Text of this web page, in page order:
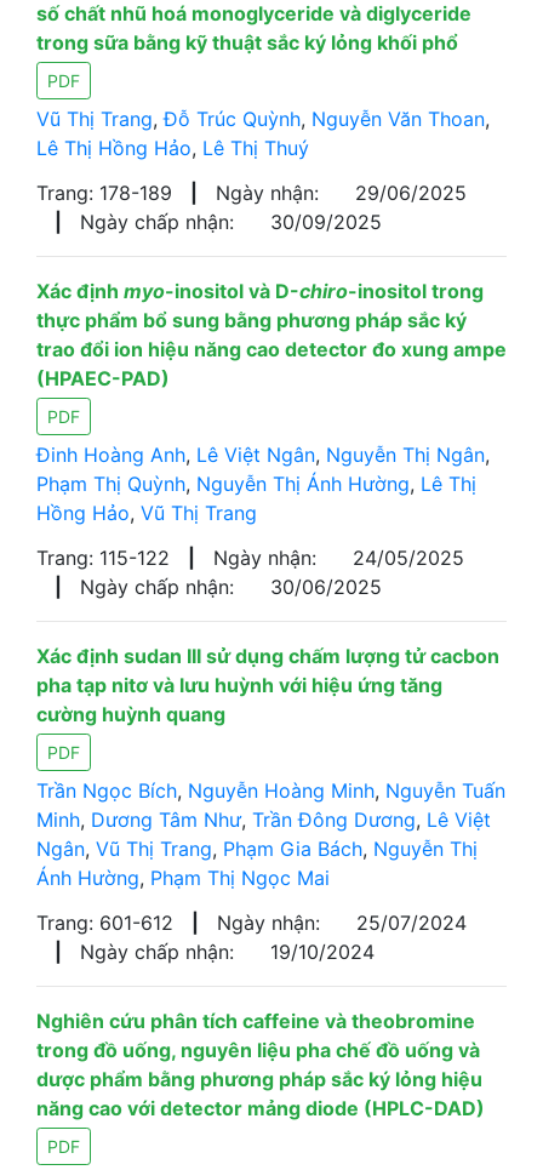
số chất nhũ hoá monoglyceride và diglyceride
trong sữa bằng kỹ thuật sắc ký lỏng khối phổ
PDF
Vũ Thị Trang,Đỗ Trúc Quỳnh, Nguyễn Văn Thoan,
Lê Thị Hồng Hảo, Lê Thị Thuý
Trang: 178-189
Ngày nhận:
29/06/2025
Ngày chấp nhận: 30/09/2025
Xác định myo-inositol và D-chiro-inositol trong
thực phẩm bổ sung bằng phương pháp sắc ký
trao đổi ion hiệu năng cao detector đo xung ampe
(HPAEC-PAD)
PDF
Đinh Hoàng Anh, Lê Việt Ngân, Nguyễn Thị Ngân,
Phạm Thị Quỳnh, Nguyễn Thị Ánh Hường, Lê Thị
Hồng Hảo, Vũ Thị Trang
Trang: 115-122
Ngày nhận:
24/05/2025
Ngày chấp nhận: 30/06/2025
Xác định sudan III sử dụng chấm lượng tử cacbon
pha tạp nitơ và lưu huỳnh với hiệu ứng tăng
cường huỳnh quang
PDF
Trần Ngọc Bích, Nguyễn Hoàng Minh, Nguyễn Tuấn
Minh, Dương Tâm Như, Trần Đông Dương, Lê Việt
Ngân, Vũ Thị Trang, Phạm Gia Bách, Nguyễn Thị
Ánh Hường, Phạm Thị Ngọc Mai
Trang: 601-612
Ngày nhận:
25/07/2024
Ngày chấp nhận: 19/10/2024
Nghiên cứu phân tích caffeine và theobromine
trong đồ uống, nguyên liệu pha chế đồ uống và
dược phẩm bằng phương pháp sắc ký lỏng hiệu
năng cao với detector mảng diode (HPLC-DAD)
PDF